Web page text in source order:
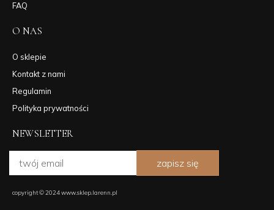
FAQ
O NAS
O sklepie
Kontakt z nami
Regulamin
Polityka prywatności
NEWSLETTER
zapisz się
copyright © 2024 www.sklep.larenn.pl